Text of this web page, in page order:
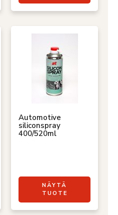
Automotive
siliconspray
400/520ml
NÄYTÄ
TUOTE